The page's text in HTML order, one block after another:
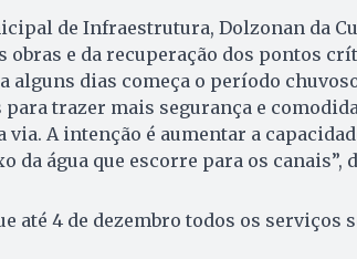
de Infraestrutura, Dolzonan da
obras e da recuperação dos pontos
alguns dias começa o período
para trazer mais segurança e
via. A intenção é aumentar a
da água que escorre para os canais”,
até 4 de dezembro todos os serviços